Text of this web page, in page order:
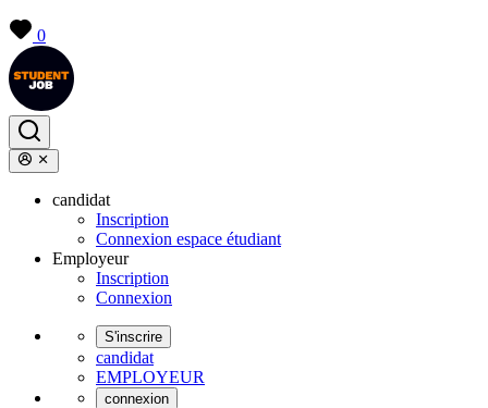
0
candidat
Inscription
Connexion espace étudiant
Employeur
Inscription
Connexion
S'inscrire
candidat
EMPLOYEUR
connexion